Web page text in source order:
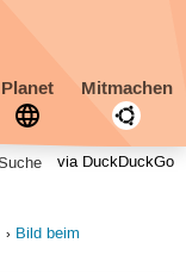
Planet Mitmachen
via DuckDuckGo
Bild beim